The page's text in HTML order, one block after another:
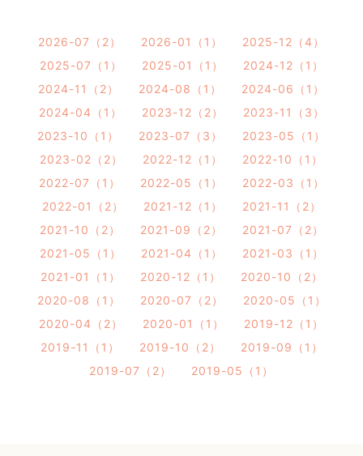
2026-07（2） 2026-01（1）
2025-12（4）
2025-07（1）
2025-01（1）
2024-12（1）
2024-11（2）
2024-08（1）
2024-06（1）
2024-04（1）
2023-12（2）
2023-11（3）
2023-10（1）
2023-07（3）
2023-05（1）
2023-02（2）
2022-12（1）
2022-10（1）
2022-07（1）
2022-05（1）
2022-03（1）
2022-01（2）
2021-12（1）
2021-11（2）
2021-10（2）
2021-09（2）
2021-07（2）
2021-05（1）
2021-04（1）
2021-03（1）
2021-01（1）
2020-12（1）
2020-10（2）
2020-08（1）
2020-07（2）
2020-05（1）
2020-04（2）
2020-01（1）
2019-12（1）
2019-11（1）
2019-10（2）
2019-09（1）
2019-07（2）
2019-05（1）